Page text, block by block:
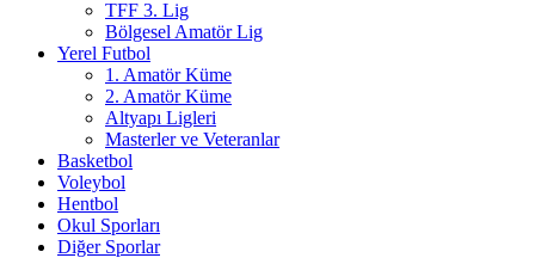
TFF 3. Lig
Bölgesel Amatör Lig
Yerel Futbol
1. Amatör Küme
2. Amatör Küme
Altyapı Ligleri
Masterler ve Veteranlar
Basketbol
Voleybol
Hentbol
Okul Sporları
Diğer Sporlar